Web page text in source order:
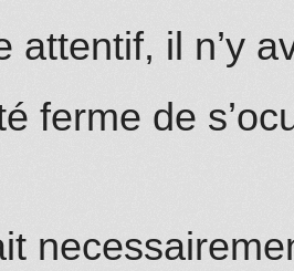
attentif, il n’y
ferme de